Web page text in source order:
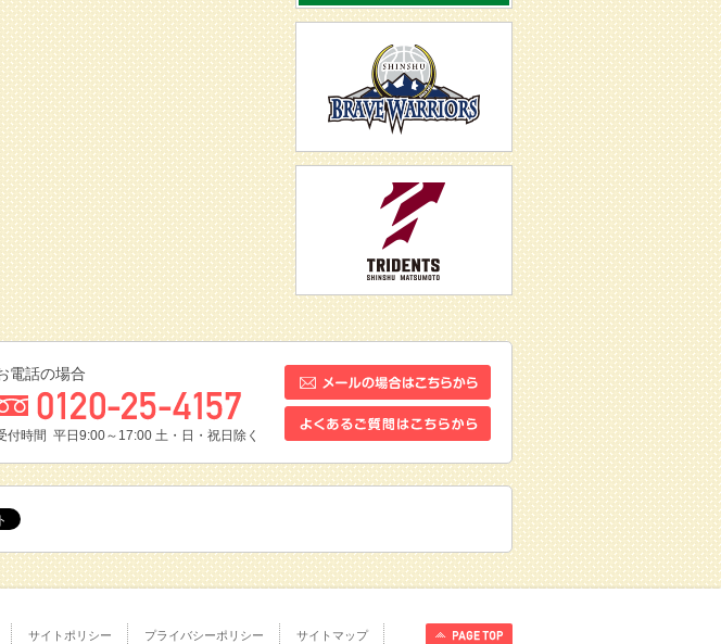
電話の場合
付時間 平日9:00～17:00 土・日・祝日除く
サイトポリシー プライバシーポリシー サイトマップ